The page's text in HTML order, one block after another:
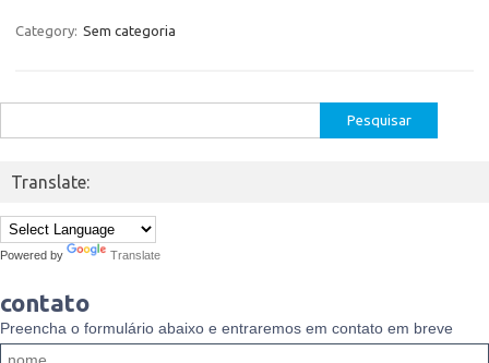
Category: Sem categoria
por:
Translate:
Powered by Translate
contato
Preencha o formulário abaixo e entraremos em contato em breve